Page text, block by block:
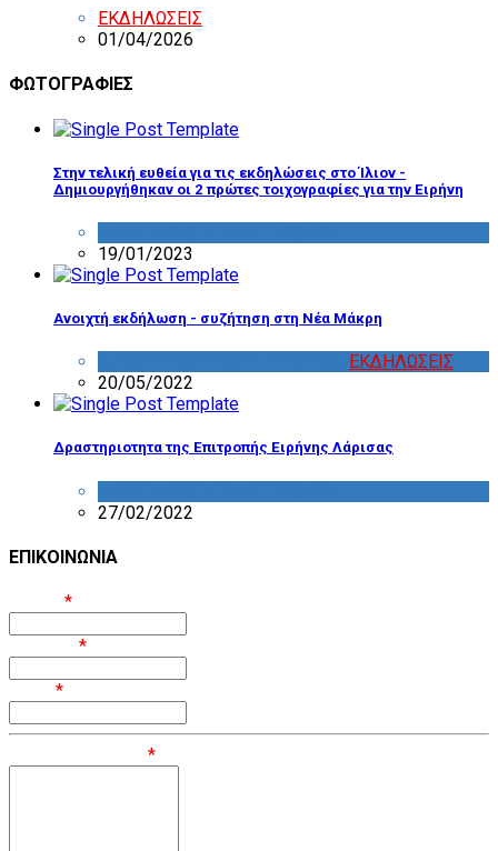
ΕΚΔΗΛΩΣΕΙΣ
01/04/2026
ΦΩΤΟΓΡΑΦΙΕΣ
Στην τελική ευθεία για τις εκδηλώσεις στο Ίλιον -
Δημιουργήθηκαν οι 2 πρώτες τοιχογραφίες για την Ειρήνη
19/01/2023
Ανοιχτή εκδήλωση - συζήτηση στη Νέα Μάκρη
ΕΚΔΗΛΩΣΕΙΣ
20/05/2022
Δραστηριοτητα της Επιτροπής Ειρήνης Λάρισας
27/02/2022
ΕΠΙΚΟΙΝΩΝΙΑ
*
*
*
*